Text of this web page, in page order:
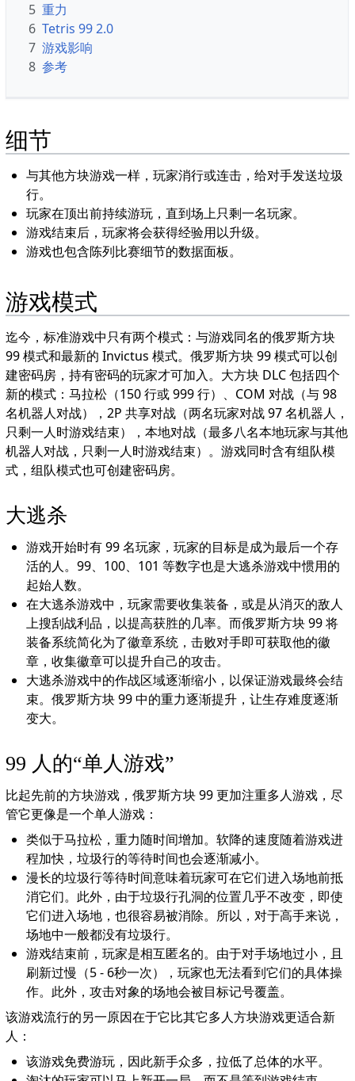
5 重力
6 Tetris 99 2.0
7 游戏影响
8 参考
细节
与其他方块游戏一样，玩家消行或连击，给对手发送垃圾
行。
玩家在顶出前持续游玩，直到场上只剩一名玩家。
游戏结束后，玩家将会获得经验用以升级。
游戏也包含陈列比赛细节的数据面板。
游戏模式
迄今，标准游戏中只有两个模式：与游戏同名的俄罗斯方块
99 模式和最新的 Invictus 模式。俄罗斯方块 99 模式可以创
建密码房，持有密码的玩家才可加入。大方块 DLC 包括四个
新的模式：马拉松（150 行或 999 行）、COM 对战（与 98
名机器人对战），2P 共享对战（两名玩家对战 97 名机器人，
只剩一人时游戏结束），本地对战（最多八名本地玩家与其他
机器人对战，只剩一人时游戏结束）。游戏同时含有组队模
式，组队模式也可创建密码房。
大逃杀
游戏开始时有 99 名玩家，玩家的目标是成为最后一个存
活的人。99、100、101 等数字也是大逃杀游戏中惯用的
起始人数。
在大逃杀游戏中，玩家需要收集装备，或是从消灭的敌人
上搜刮战利品，以提高获胜的几率。而俄罗斯方块 99 将
装备系统简化为了徽章系统，击败对手即可获取他的徽
章，收集徽章可以提升自己的攻击。
大逃杀游戏中的作战区域逐渐缩小，以保证游戏最终会结
束。俄罗斯方块 99 中的重力逐渐提升，让生存难度逐渐
变大。
99 人的“单人游戏”
比起先前的方块游戏，俄罗斯方块 99 更加注重多人游戏，尽
管它更像是一个单人游戏：
类似于马拉松，重力随时间增加。软降的速度随着游戏进
程加快，垃圾行的等待时间也会逐渐减小。
漫长的垃圾行等待时间意味着玩家可在它们进入场地前抵
消它们。此外，由于垃圾行孔洞的位置几乎不改变，即使
它们进入场地，也很容易被消除。所以，对于高手来说，
场地中一般都没有垃圾行。
游戏结束前，玩家是相互匿名的。由于对手场地过小，且
刷新过慢（5 - 6秒一次），玩家也无法看到它们的具体操
作。此外，攻击对象的场地会被目标记号覆盖。
该游戏流行的另一原因在于它比其它多人方块游戏更适合新
人：
该游戏免费游玩，因此新手众多，拉低了总体的水平。